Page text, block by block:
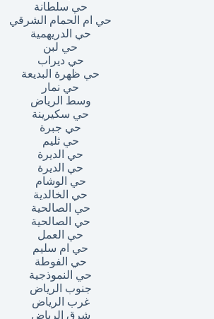
حي سلطانة
حي ام الحمام الشرقي
حي الدريهمية
حي لبن
حي ديراب
حي ظهرة البديعة
حي نمار
وسط الرياض
حي سكيرينة
حي جبرة
حي ثليم
حي الديرة
حي الديرة
حي الوشام
حي الخالدية
حي الصالحية
حي الصالحية
حي العمل
حي ام سليم
حي الفوطة
حي النموذجية
جنوب الرياض
غرب الرياض
شرق الرياض